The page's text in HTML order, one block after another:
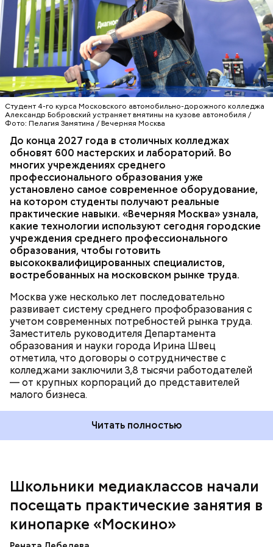
Студент 4-го курса Московского автомобильно-дорожного колледжа
Александр Бобровский устраняет вмятины на кузове автомобиля /
Фото: Пелагия Замятина / Вечерняя Москва
До конца 2027 года в столичных колледжах
обновят 600 мастерских и лабораторий. Во
многих учреждениях среднего
профессионального образования уже
установлено самое современное оборудование,
на котором студенты получают реальные
практические навыки. «Вечерняя Москва» узнала,
какие технологии используют сегодня городские
учреждения среднего профессионального
образования, чтобы готовить
высококвалифицированных специалистов,
востребованных на московском рынке труда.
Москва уже несколько лет последовательно
развивает систему среднего профобразования с
учетом современных потребностей рынка труда.
Заместитель руководителя Департамента
образования и науки города Ирина Швец
отметила, что договоры о сотрудничестве с
колледжами заключили 3,8 тысячи работодателей
— от крупных корпораций до представителей
малого бизнеса.
— С учетом их запросов обновлены все
образовательные программы, а практика теперь
занимает не менее 70 процентов учебного
времени, — рассказала она. — Чтобы повысить
качество обучения, мы переоснастили полторы
тысячи мастерских и лабораторий. Ирина Швец
сообщила, что к 2031 году планируется полностью
обновить инфраструктуру городских колледжей, в
том числе — построить семь новых, где будут
обучаться более 60 тысяч студентов.
профессиональным образованием сегодня есть во
всех отраслях городской экономики. Поэтому две
трети старшекурсников находят работу еще во
время учебы, после прохождения
производственной практики. А 95 процентов
выпускников успешно трудоустраиваются, —
заявила она.
Читать полностью
ОБРАЗОВАНИЕ МОСКВА КОЛЛЕДЖИ
Школьники медиаклассов начали
посещать практические занятия в
кинопарке «Москино»
на локации «Арканар». Это декорации,
построенные для съемок фильма по повести
братьев Стругацких «Трудно быть богом».
Территория площадью 6,5 га представляет собой
фантастический город, воссозданный
специалистами максимально детализированно. До
— Увидев, как здесь все устроено, послушав
рассказы режиссеров, актеров, я по-другому стала
смотреть на кинематограф. Думаю, что мне было
бы интересно побыть за кадром, например в
кресле режиссера, — рассказала она.
Мария добавила, что здесь она увидела:
киношники работают многозадачно, что отлично
подошло бы ей по складу ума и характера.
Ранее мэр Москвы Сергей Собянинрассказалоб
архитектурной концепции для образовательного
комплекса в районе Москворечье-Сабурово.
Возведение в Москве социальных объектов
соответствует целям и инициативам
национального проекта
жизни».